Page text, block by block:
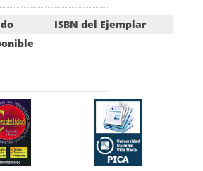
ISBN del Ejemplar